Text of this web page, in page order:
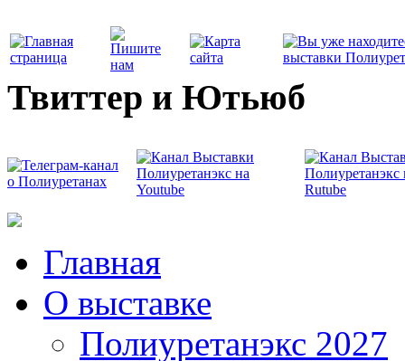
Твиттер и Ютьюб
Главная
О выставке
Полиуретанэкс 2027